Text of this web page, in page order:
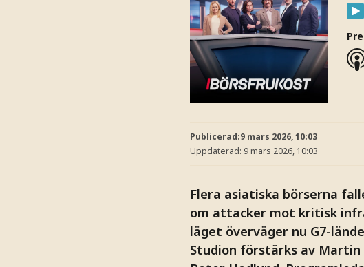
Publicerad:9 mars 2026, 10:03
Uppdaterad: 9 mars 2026, 10:03
Flera asiatiska börserna
om attacker mot kritisk
läget överväger nu G7-
Studion förstärks av Martin